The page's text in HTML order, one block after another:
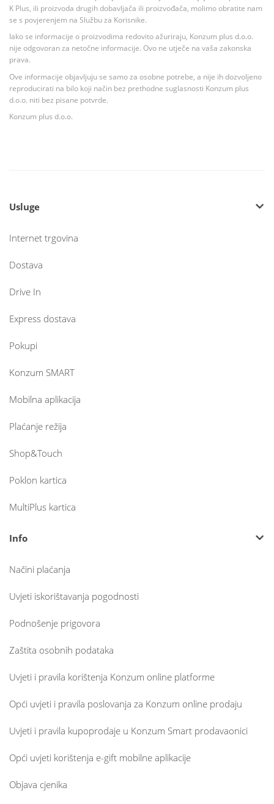
K Plus, ili proizvoda drugih dobavljača ili proizvođača, molimo obratite nam
se s povjerenjem na Službu za Korisnike.
Iako se informacije o proizvodima redovito ažuriraju, Konzum plus d.o.o.
nije odgovoran za netočne informacije. Ovo ne utječe na vaša zakonska
prava.
Ove informacije objavljuju se samo za osobne potrebe, a nije ih dozvoljeno
reproducirati na bilo koji način bez prethodne suglasnosti Konzum plus
d.o.o. niti bez pisane potvrde.
Konzum plus d.o.o.
Usluge
Internet trgovina
Dostava
Drive In
Express dostava
Pokupi
Konzum SMART
Mobilna aplikacija
Plaćanje režija
Shop&Touch
Poklon kartica
MultiPlus kartica
Info
Načini plaćanja
Uvjeti iskorištavanja pogodnosti
Podnošenje prigovora
Zaštita osobnih podataka
Uvjeti i pravila korištenja Konzum online platforme
Opći uvjeti i pravila poslovanja za Konzum online prodaju
Uvjeti i pravila kupoprodaje u Konzum Smart prodavaonici
Opći uvjeti korištenja e-gift mobilne aplikacije
Objava cjenika